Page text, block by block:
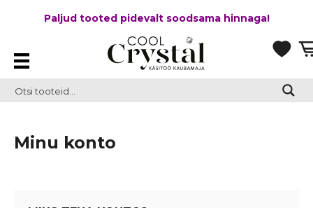
Paljud tooted pidevalt soodsama hinnaga!
Minu konto